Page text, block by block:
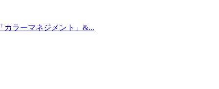
カラーマネジメント」&...